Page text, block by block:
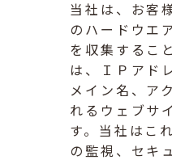
当社は、お客
のハードウエ
を収集するこ
は、ＩＰアド
メイン名、ア
れるウェブサ
す。当社はこ
の監視、セキ